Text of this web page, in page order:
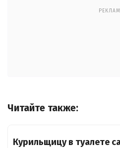
Читайте также:
Курильщицу в туалете